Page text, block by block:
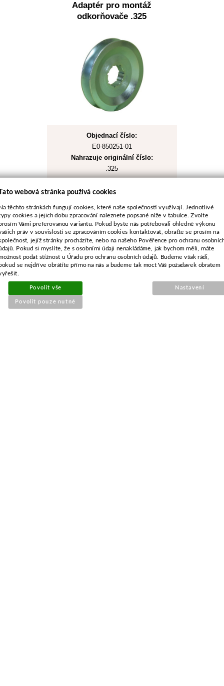
Adaptér pro montáž
odkorňovače .325
Objednací číslo:
E0-850251-01
Nahrazuje originální číslo:
.325
280 Kč
231 Kč bez DPH
Koupit
Skladem
Kladka řemene pro Husqvarna
webová stránka používá cookies
těchto stránkách fungují cookies, které naše společnosti využívají. Jednotlivé
cookies a jejich dobu zpracování naleznete popsané níže v tabulce. Zvolte
Vámi preferovanou variantu. Pokud byste nás potřebovali ohledně výkonu
práv v souvislosti se zpracováním cookies kontaktovat, obraťte se prosím na
jejíž stránky procházíte, nebo na našeho Pověřence pro ochranu
Pokud si myslíte, že s osobními údaji nenakládáme, jak bychom měli, máte
podat stížnost u Úřadu pro ochranu osobních údajů. Budeme však rádi,
se nejdříve obrátíte přímo na nás a budeme tak moct Váš požadavek obratem
Povolit vše
Povolit pouze nutné
Nastavení